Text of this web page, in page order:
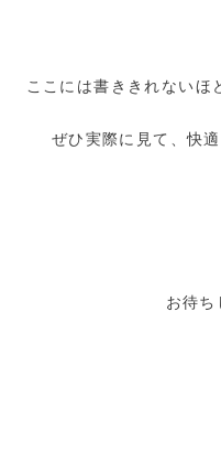
ここには書ききれないほ
ぜひ実際に見て、快
お待ち